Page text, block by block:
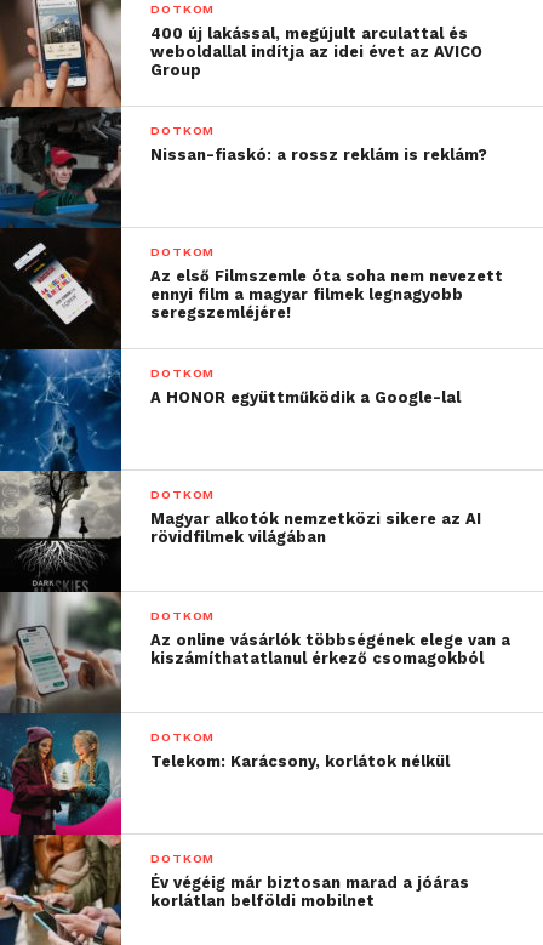
DOTKOM
400 új lakással, megújult arculattal és
weboldallal indítja az idei évet az AVICO
Group
DOTKOM
Nissan-fiaskó: a rossz reklám is reklám?
DOTKOM
Az első Filmszemle óta soha nem nevezett
ennyi film a magyar filmek legnagyobb
seregszemléjére!
DOTKOM
A HONOR együttműködik a Google-lal
DOTKOM
Magyar alkotók nemzetközi sikere az AI
rövidfilmek világában
DOTKOM
Az online vásárlók többségének elege van a
kiszámíthatatlanul érkező csomagokból
DOTKOM
Telekom: Karácsony, korlátok nélkül
DOTKOM
Év végéig már biztosan marad a jóáras
korlátlan belföldi mobilnet